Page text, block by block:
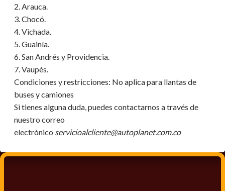
2. Arauca.
3. Chocó.
4. Vichada.
5. Guainía.
6. San Andrés y Providencia.
7. Vaupés.
Condiciones y restricciones: No aplica para llantas de
buses y camiones
Si tienes alguna duda, puedes contactarnos a través de
nuestro correo
electrónico servicioalcliente@autoplanet.com.co